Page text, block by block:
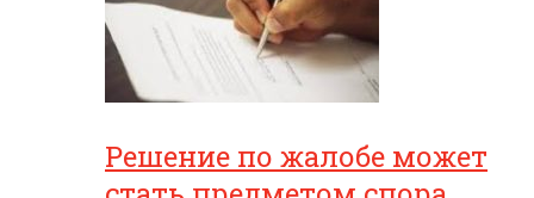
Решение по жалобе может